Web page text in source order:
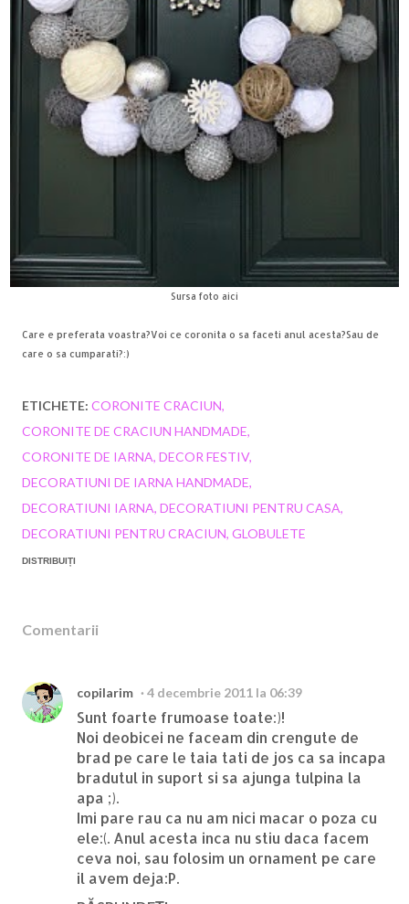
Sursa foto aici
Care e preferata voastra?Voi ce coronita o sa faceti anul acesta?Sau de
care o sa cumparati?:)
ETICHETE: CORONITE CRACIUN
CORONITE DE CRACIUN HANDMADE
CORONITE DE IARNA DECOR FESTIV
DECORATIUNI DE IARNA HANDMADE
DECORATIUNI IARNA DECORATIUNI PENTRU CASA
DECORATIUNI PENTRU CRACIUN GLOBULETE
DISTRIBUIȚI
Comentarii
copilarim 4 decembrie 2011 la 06:39
Sunt foarte frumoase toate:)!
Noi deobicei ne faceam din crengute de
brad pe care le taia tati de jos ca sa incapa
bradutul in suport si sa ajunga tulpina la
apa ;).
Imi pare rau ca nu am nici macar o poza cu
ele:(. Anul acesta inca nu stiu daca facem
ceva noi, sau folosim un ornament pe care
il avem deja:P.